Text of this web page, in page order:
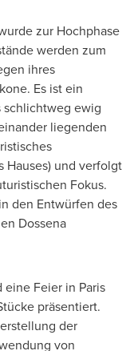
zur Hochphase
werden zum
ihres
Es ist ein
schlichtweg ewig
liegenden
Hauses) und verfolgt
Fokus.
den Entwürfen des
Dossena
eine Feier in Paris
präsentiert.
der
von